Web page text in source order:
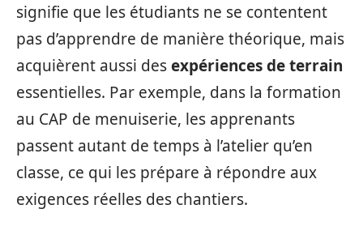
signifie que les étudiants ne se contentent
pas d’apprendre de manière théorique, mais
acquièrent aussi desexpériences de terrain
essentielles. Par exemple, dans la formation
au CAP de menuiserie, les apprenants
passent autant de temps à l’atelier qu’en
classe, ce qui les prépare à répondre aux
exigences réelles des chantiers.